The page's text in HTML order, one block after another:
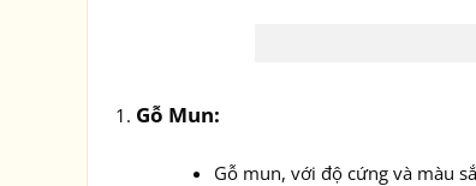
Gỗ Mun:
Gỗ mun, với độ cứng và màu